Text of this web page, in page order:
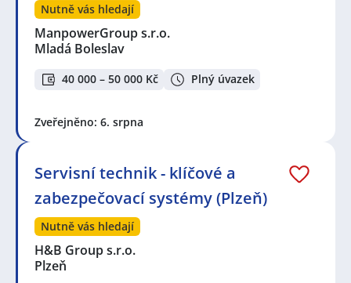
Nutně vás hledají
ManpowerGroup s.r.o.
Mladá Boleslav
40 000 – 50 000 Kč Plný úvazek
Zveřejněno: 6. srpna
Servisní technik - klíčové a
zabezpečovací systémy (Plzeň)
Nutně vás hledají
H&B Group s.r.o.
Plzeň